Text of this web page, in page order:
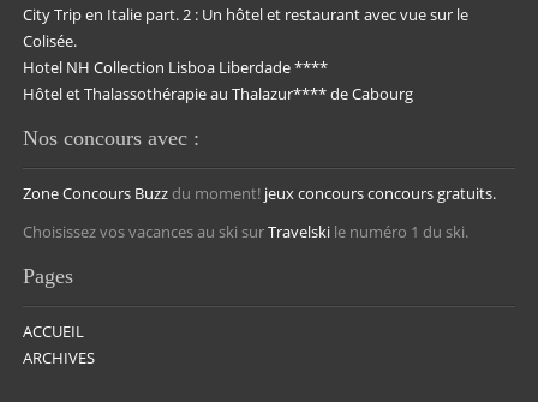
City Trip en Italie part. 2 : Un hôtel et restaurant avec vue sur le
Colisée.
Hotel NH Collection Lisboa Liberdade ****
Hôtel et Thalassothérapie au Thalazur**** de Cabourg
Nos concours avec :
Zone Concours Buzz du moment! jeux concoursconcours gratuits.
Choisissez vos vacances au ski surTravelski le numéro 1 du ski.
Pages
ACCUEIL
ARCHIVES